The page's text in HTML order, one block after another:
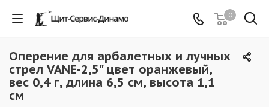
0
Оперение для арбалетных и лучных
стрел VANE-2,5" цвет оранжевый,
вес 0,4 г, длина 6,5 см, высота 1,1
см